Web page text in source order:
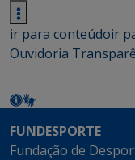
ir para conteúdoir
Ouvidoria
FUNDESPORTE
Fundação de